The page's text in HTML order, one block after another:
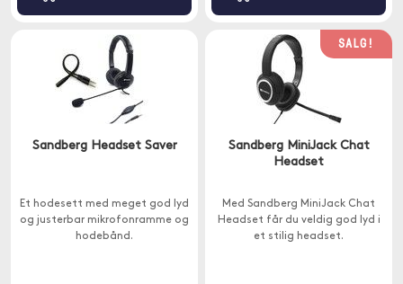
Sandberg Headset Saver
Et hodesett med meget god lyd
og justerbar mikrofonramme og
hodebånd.
SALG!
Sandberg MiniJack Chat
Headset
Med Sandberg MiniJack Chat
Headset får du veldig god lyd i
et stilig headset.